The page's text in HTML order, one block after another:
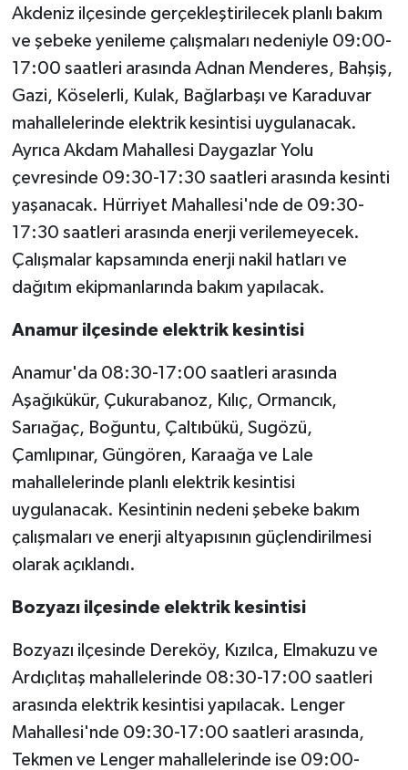
Akdeniz ilçesinde gerçekleştirilecek planlı bakım
ve şebeke yenileme çalışmaları nedeniyle 09:00-
17:00 saatleri arasında Adnan Menderes, Bahşiş,
Gazi, Köselerli, Kulak, Bağlarbaşı ve Karaduvar
mahallelerinde elektrik kesintisi uygulanacak.
Ayrıca Akdam Mahallesi Daygazlar Yolu
çevresinde 09:30-17:30 saatleri arasında kesinti
yaşanacak. Hürriyet Mahallesi'nde de 09:30-
17:30 saatleri arasında enerji verilemeyecek.
Çalışmalar kapsamında enerji nakil hatları ve
dağıtım ekipmanlarında bakım yapılacak.
Anamur ilçesinde elektrik kesintisi
Anamur'da 08:30-17:00 saatleri arasında
Aşağıkükür, Çukurabanoz, Kılıç, Ormancık,
Sarıağaç, Boğuntu, Çaltıbükü, Sugözü,
Çamlıpınar, Güngören, Karaağa ve Lale
mahallelerinde planlı elektrik kesintisi
uygulanacak. Kesintinin nedeni şebeke bakım
çalışmaları ve enerji altyapısının güçlendirilmesi
olarak açıklandı.
Bozyazı ilçesinde elektrik kesintisi
Bozyazı ilçesinde Dereköy, Kızılca, Elmakuzu ve
Ardıçlıtaş mahallelerinde 08:30-17:00 saatleri
arasında elektrik kesintisi yapılacak. Lenger
Mahallesi'nde 09:30-17:00 saatleri arasında,
Tekmen ve Lenger mahallelerinde ise 09:00-